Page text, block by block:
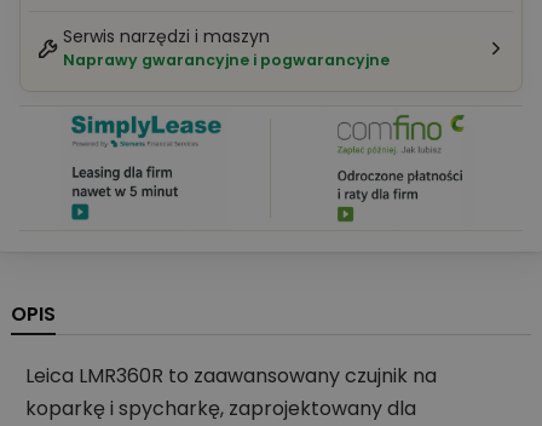
Serwis narzędzi i maszyn
Naprawy gwarancyjne i pogwarancyjne
OPIS
Leica LMR360R to zaawansowany czujnik na
koparkę i spycharkę, zaprojektowany dla